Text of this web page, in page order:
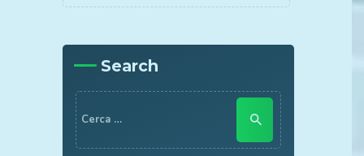
Search
Ricerca
per: